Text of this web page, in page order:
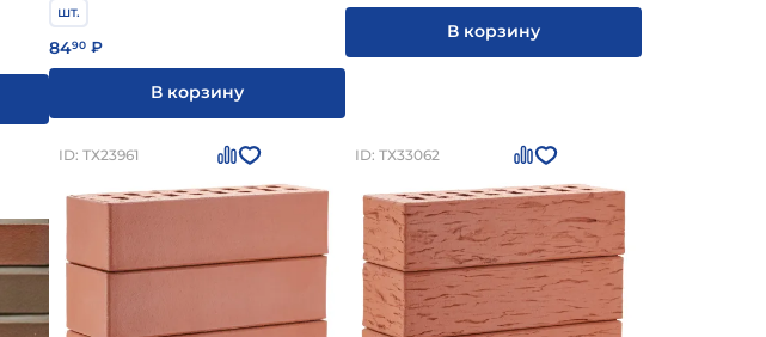
шт.
8490 ₽
В корзину
В корзину
ID: ТХ23961 ID: ТХ33062